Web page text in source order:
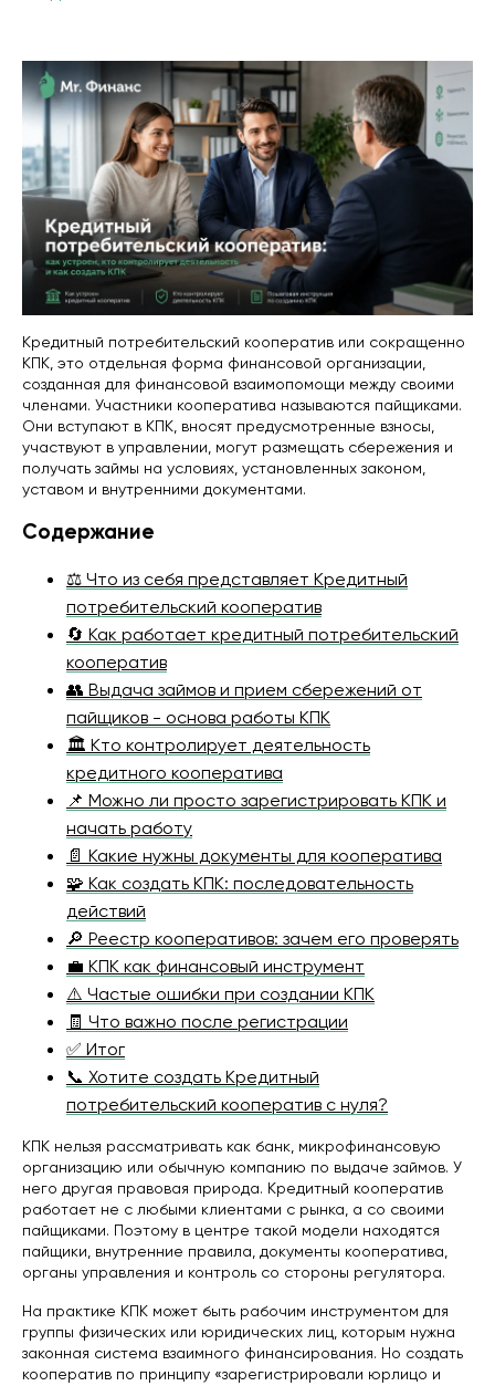
Кредитный потребительский кооператив или сокращенно
КПК, это отдельная форма финансовой организации,
созданная для финансовой взаимопомощи между своими
членами. Участники кооператива называются пайщиками.
Они вступают в КПК, вносят предусмотренные взносы,
участвуют в управлении, могут размещать сбережения и
получать займы на условиях, установленных законом,
уставом и внутренними документами.
Содержание
⚖️ Что из себя представляет Кредитный
потребительский кооператив
🔄 Как работает кредитный потребительский
кооператив
👥 Выдача займов и прием сбережений от
пайщиков - основа работы КПК
🏛 Кто контролирует деятельность
кредитного кооператива
📌 Можно ли просто зарегистрировать КПК и
начать работу
📄 Какие нужны документы для кооператива
🧩 Как создать КПК: последовательность
действий
🔎 Реестр кооперативов: зачем его проверять
💼 КПК как финансовый инструмент
⚠️ Частые ошибки при создании КПК
🧾 Что важно после регистрации
✅ Итог
📞 Хотите создать Кредитный
потребительский кооператив с нуля?
КПК нельзя рассматривать как банк, микрофинансовую
организацию или обычную компанию по выдаче займов. У
него другая правовая природа. Кредитный кооператив
работает не с любыми клиентами с рынка, а со своими
пайщиками. Поэтому в центре такой модели находятся
пайщики, внутренние правила, документы кооператива,
органы управления и контроль со стороны регулятора.
На практике КПК может быть рабочим инструментом для
группы физических или юридических лиц, которым нужна
законная система взаимного финансирования. Но создать
кооператив по принципу «зарегистрировали юрлицо и